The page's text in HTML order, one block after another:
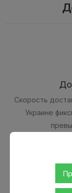
Скорость
Украине
Оплата